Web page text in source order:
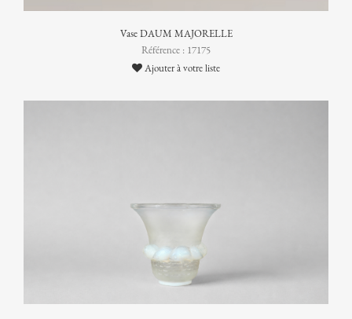
Vase DAUM MAJORELLE
Référence : 17175
Ajouter à votre liste